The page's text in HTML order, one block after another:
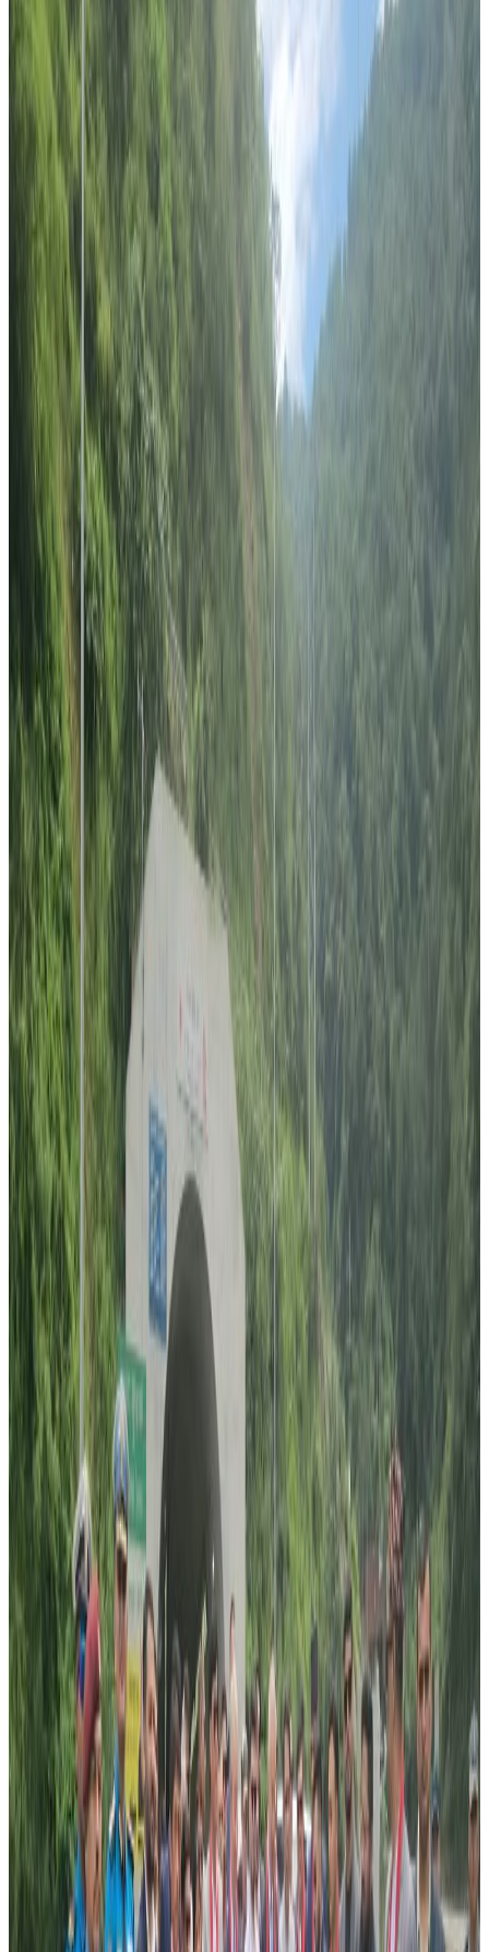
Friday, 2019 February 15 / 3:16 pm
सिड्नी
भक्तपुरका सुजन श्रेष्ठ दुइ वर्ष अघि नर्सिङमा भविष्य सुनिश्चित पार्ने
सपना बोकेर अष्ट्रेलिया उत्रिए । दुइ वर्षको डिप्लोमा इन नर्सिङ सकेर
सुजन विश्व विद्यालयमा ब्याचलर इन नर्सिङ पढ्ने तरखरमा थिए । तर,
आफुले अध्ययन गरिरहेको व्रिजवेनको अष्ट्रेलियन इष्टिच्युट अफ
विजनेस एण्ड टेक्नोलोजी ( एआइबिटी) ले डिप्लोमा इन नर्सिङ
विषयको सम्बन्धन नै लिन नसकेपछि श्रेष्ठको पढाइ अन्यौलग्रस्त बनेको
हो ।
अष्ट्रेलियामा नर्सिङ पढाउने कलेजहरुले अष्ट्रेलियन नर्सिङ एण्ड मिड
वाइफरी एक्रिटिडेसन काउन्सिल ( एनम्याक)बाट सम्बन्धन लिनुपर्छ ।
सम्बन्धन नलिएका कलेजहरुले पढाएको नर्सिङ विषयको कुनै मान्यता
हुदैन ।
‘दुइ वर्ष पढियो, झण्डै २० हजार डलर पनि खर्च भइसक्यो’ सुजनले
गुनासो गरे – ‘अब कलेजको नर्सिङ विषय नै दर्ता नभएपछि सर्टिफिकेट
पनि नपाइने भयो’ ।
एआइबिटीबाट नर्सिङ पढाइ नहुने भएपछि सुजनले अन्य
विश्वविद्यालयमा व्याचलर अध्ययनका लागि आवेदन दिए । तर, उनको
डिप्लोमाले नै मान्यता नपाएका कन्फरमेसन अफ इनरोल्डमेन्ट (सिओइ
) पाएनन् ।
सुजनको भिषा मार्चमा सकिदैछ । भिषा थप्न के गर्ने भन्ने चिन्ताले
सताउन थालेको छ उनलाई ।
सुजनकै जस्तै नियती भोगेकी छिन् सिड्नीको एआइबिटी कलेजमा
डिप्लोमा इन नर्सिङ पढिरहेकी सोनी श्रेष्ठले पनि । लम्जुङकी सोनीले
एक वर्ष पढेपछि मात्रै आफ्नो विषय एनम्याकमा दर्ता नभएको चाल
पाइन् । त्यसपछि उनको होसहवास उडेको छ ।
कलेजले चित्तबुझ्दो जवाफ नदिएपछि उनी के गर्ने भन्ने अन्यौलमा छिन्
।
सोनी र सुजनमा प्रतिनिधी पात्रा मात्रै हुन् । एआइबिटीमा अध्ययनरत
झण्डै एक हजार नेपाली विद्यार्थीको भविष्य अन्यौलयम बन्दै गएको छ
अष्ट्रेलियामा ।
एआइबिटीमा पढ्ने नेपाली विद्यार्थीहरुले फेसबुकमा स्टुडेन्ट भोइस
नामक गोप्य समुह बनाएर आ आफ्ना पिडा पोखिरहेका छन् ।
विद्यार्थीहरुले कलेज प्रशासनसंग पटक पटक छलफल गरेपनि कुनै
नतिजा निस्किन सकेको छैन । लाखौ रुपैया खर्च गरेर अष्ट्रेलिया पढ्न
आएका ती विद्यार्थीको भविष्य अब के होला ?
अन्तराष्ट्रिय विद्यार्थी काउन्सिलमा उजुरी
कलेज प्रशासनसंगको छलफलबाट कुनै समाधान ननिस्किएपछि
एआइबटीका विद्यार्थीले अन्तराष्ट्रिय विद्यार्थीहरुको साझा काउन्सिल
(सिसा) मा उजुरी गरेका छन् । एआइबिटी बारे विद्यार्थीहरुको थुप्रै
गुनासा आएको सिसाका अध्यक्ष विजय सापकोटाले पुष्टी गर्नुभयो ।